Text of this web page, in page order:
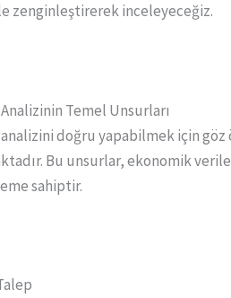
zenginleştirerek inceleyeceğiz.
Temel Unsurları
doğru yapabilmek için
Bu unsurlar, ekonomik
sahiptir.